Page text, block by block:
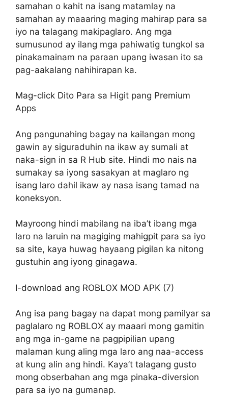
samahan o kahit na isang matamlay na
samahan ay maaaring maging mahirap para sa
iyo na talagang makipaglaro. Ang mga
sumusunod ay ilang mga pahiwatig tungkol sa
pinakamainam na paraan upang iwasan ito sa
pag-aakalang nahihirapan ka.
Mag-click Dito Para sa Higit pang Premium
Apps
Ang pangunahing bagay na kailangan mong
gawin ay siguraduhin na ikaw ay sumali at
naka-sign in sa R ​​Hub site. Hindi mo nais na
sumakay sa iyong sasakyan at maglaro ng
isang laro dahil ikaw ay nasa isang tamad na
koneksyon.
Mayroong hindi mabilang na iba’t ibang mga
laro na laruin na magiging mahigpit para sa iyo
sa site, kaya huwag hayaang pigilan ka nitong
gustuhin ang iyong ginagawa.
I-download ang ROBLOX MOD APK (7)
Ang isa pang bagay na dapat mong pamilyar sa
paglalaro ng ROBLOX ay maaari mong gamitin
ang mga in-game na pagpipilian upang
malaman kung aling mga laro ang naa-access
at kung alin ang hindi. Kaya’t talagang gusto
mong obserbahan ang mga pinaka-diversion
para sa iyo na gumanap.